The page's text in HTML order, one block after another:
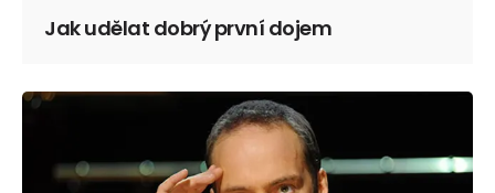
Jak udělat dobrý první dojem